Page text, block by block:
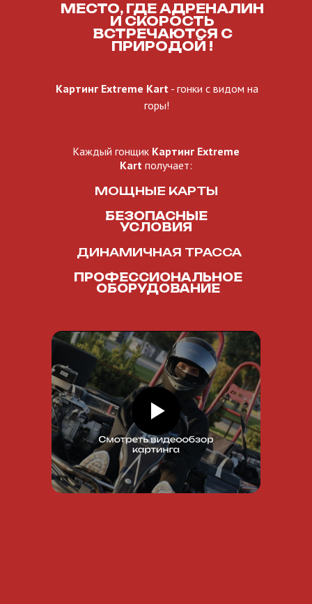
МЕСТО, ГДЕ АДРЕНАЛИН
И СКОРОСТЬ
ВСТРЕЧАЮТСЯ С
ПРИРОДОЙ !
Картинг Extreme Kart- гонки с видом на
горы!
ДИНАМИЧНАЯ ТРАССА
МОЩНЫЕ КАРТЫ
БЕЗОПАСНЫЕ
УСЛОВИЯ
Каждый гонщик Картинг Extreme
Kart получает:
ПРОФЕССИОНАЛЬНОЕ
ОБОРУДОВАНИЕ